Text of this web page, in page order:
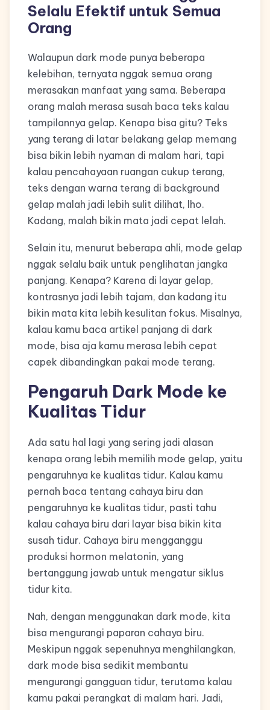
Selalu Efektif untuk Semua
Orang
Walaupun dark mode punya beberapa
kelebihan, ternyata nggak semua orang
merasakan manfaat yang sama. Beberapa
orang malah merasa susah baca teks kalau
tampilannya gelap. Kenapa bisa gitu? Teks
yang terang di latar belakang gelap memang
bisa bikin lebih nyaman di malam hari, tapi
kalau pencahayaan ruangan cukup terang,
teks dengan warna terang di background
gelap malah jadi lebih sulit dilihat, lho.
Kadang, malah bikin mata jadi cepat lelah.
Selain itu, menurut beberapa ahli, mode gelap
nggak selalu baik untuk penglihatan jangka
panjang. Kenapa? Karena di layar gelap,
kontrasnya jadi lebih tajam, dan kadang itu
bikin mata kita lebih kesulitan fokus. Misalnya,
kalau kamu baca artikel panjang di dark
mode, bisa aja kamu merasa lebih cepat
capek dibandingkan pakai mode terang.
Pengaruh Dark Mode ke
Kualitas Tidur
Ada satu hal lagi yang sering jadi alasan
kenapa orang lebih memilih mode gelap, yaitu
pengaruhnya ke kualitas tidur. Kalau kamu
pernah baca tentang cahaya biru dan
pengaruhnya ke kualitas tidur, pasti tahu
kalau cahaya biru dari layar bisa bikin kita
susah tidur. Cahaya biru mengganggu
produksi hormon melatonin, yang
bertanggung jawab untuk mengatur siklus
tidur kita.
Nah, dengan menggunakan dark mode, kita
bisa mengurangi paparan cahaya biru.
Meskipun nggak sepenuhnya menghilangkan,
dark mode bisa sedikit membantu
mengurangi gangguan tidur, terutama kalau
kamu pakai perangkat di malam hari. Jadi,